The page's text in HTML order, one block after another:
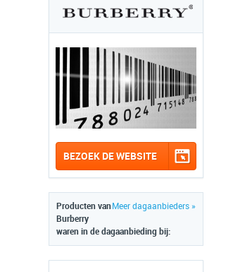
BEZOEK DE WEBSITE
Meer dagaanbieders »
Producten van
Burberry
waren in de dagaanbieding bij: